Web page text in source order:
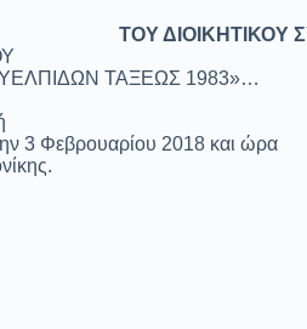
ΤΟΥ
ΤΑΞΕΩΣ 1983»…
3 Φεβρουαρίου 2018 και ώρα